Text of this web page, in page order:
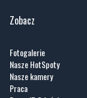
Zobacz
Fotogalerie
Nasze HotSpoty
Nasze kamery
Praca